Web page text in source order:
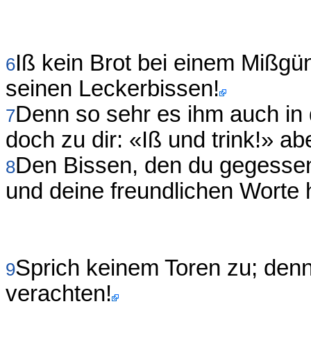
6Iß kein Brot bei einem
seinen Leckerbissen!
7Denn so sehr es ihm auch
doch zu dir: «Iß und trink!»
8Den Bissen, den du
und deine freundlichen
9Sprich keinem Toren zu;
verachten!